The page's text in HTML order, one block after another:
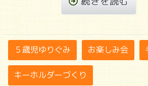
５歳児ゆりぐみ お楽しみ会
キーホルダーづくり